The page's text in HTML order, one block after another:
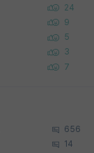
24
9
5
3
7
656
14